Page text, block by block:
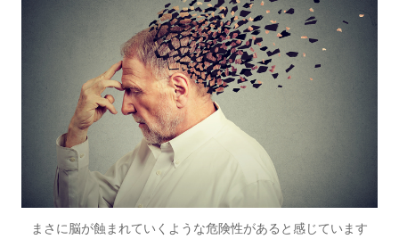
まさに脳が蝕まれていくような危険性があると感じています